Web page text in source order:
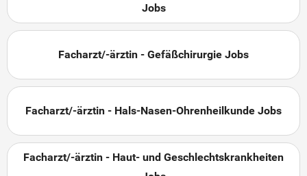
Jobs
Facharzt/-ärztin - Gefäßchirurgie Jobs
Facharzt/-ärztin - Hals-Nasen-Ohrenheilkunde Jobs
Facharzt/-ärztin - Haut- und Geschlechtskrankheiten